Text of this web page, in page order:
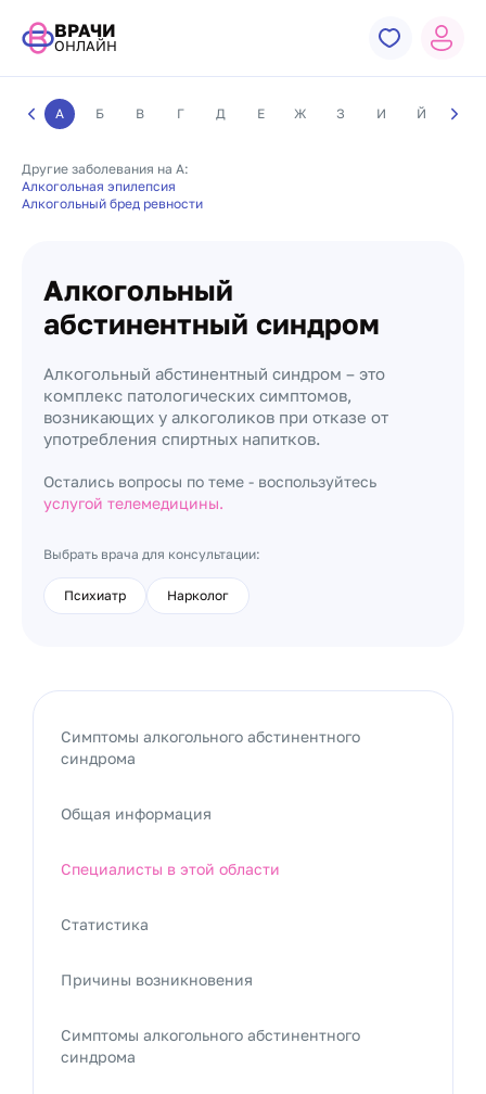
ВРАЧИ
ОНЛАЙН
А Б В Г Д Е Ж З И Й К
Другие заболевания на А:
Алкогольная эпилепсия
Алкогольный бред ревности
Алкогольный
абстинентный синдром
Алкогольный абстинентный синдром – это
комплекс патологических симптомов,
возникающих у алкоголиков при отказе от
употребления спиртных напитков.
Остались вопросы по теме - воспользуйтесь
услугой телемедицины.
Выбрать врача для консультации:
Психиатр Нарколог
Симптомы алкогольного абстинентного
синдрома
Общая информация
Специалисты в этой области
Статистика
Причины возникновения
Симптомы алкогольного абстинентного
синдрома